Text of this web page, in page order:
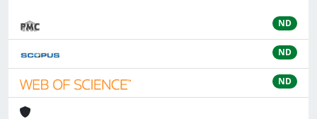
ND
ND
ND